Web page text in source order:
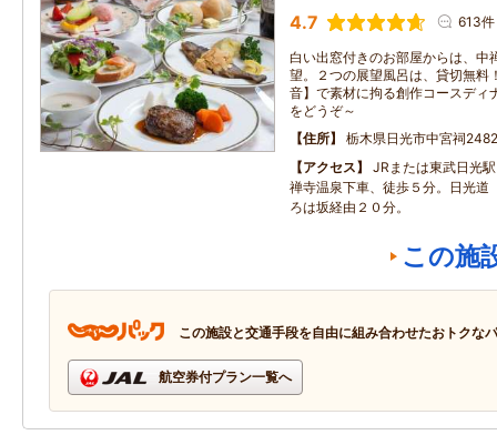
4.7 613件
白い出窓付きのお部屋からは、中
望。２つの展望風呂は、貸切無料
音】で素材に拘る創作コースディ
をどうぞ～
住所
栃木県日光市中宮祠
アクセス
JRまたは東武日光
禅寺温泉下車、徒歩５分。日光道
ろは坂経由２０分。
この施
この施設と交通手段を自由に組み合わせたおトクな
航空券付プラン一覧へ